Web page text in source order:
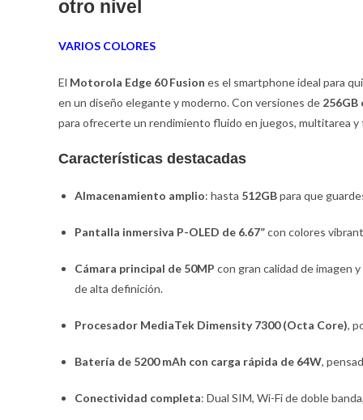
otro nivel
VARIOS COLORES
El Motorola Edge 60 Fusion es el smartphone ideal para
en un diseño elegante y moderno. Con versiones de 256GB
para ofrecerte un rendimiento fluido en juegos, multitarea
Características destacadas
Almacenamiento amplio: hasta 512GBpara que
Pantalla inmersiva P-OLED de 6.67”con colores
Cámara principal de 50MP con gran calidad de imagen y
de alta definición.
Procesador MediaTek Dimensity 7300 (Octa Core),
Batería de 5200 mAh con carga rápida de 64W,
Conectividad completa: Dual SIM, Wi-Fi de doble